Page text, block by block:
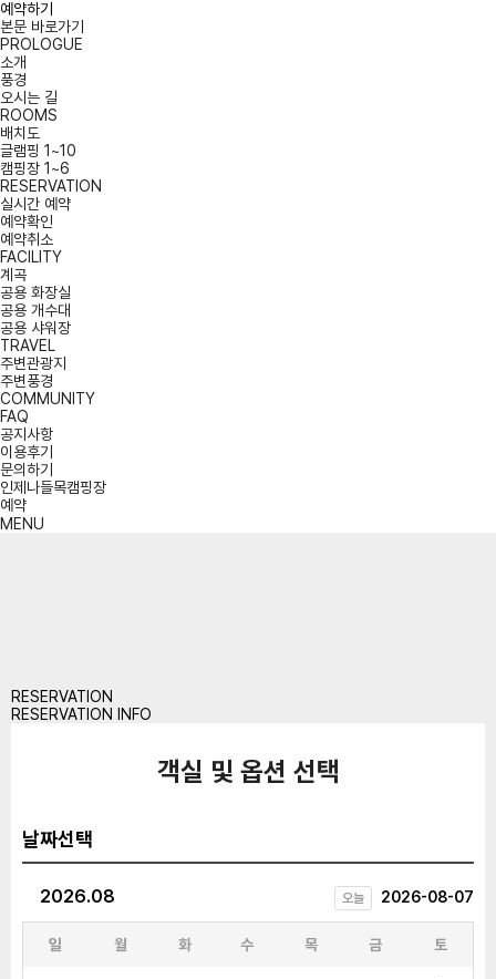
예약하기
본문 바로가기
PROLOGUE
소개
풍경
오시는 길
ROOMS
배치도
글램핑 1~10
캠핑장 1~6
RESERVATION
실시간 예약
예약확인
예약취소
FACILITY
계곡
공용 화장실
공용 개수대
공용 샤워장
TRAVEL
주변관광지
주변풍경
COMMUNITY
FAQ
공지사항
이용후기
문의하기
인제나들목캠핑장
예약
MENU
RESERVATION
RESERVATION INFO
객실 및 옵션 선택
날짜선택
2026.08 오늘 2026-08-07
일 월 화 수 목 금 토